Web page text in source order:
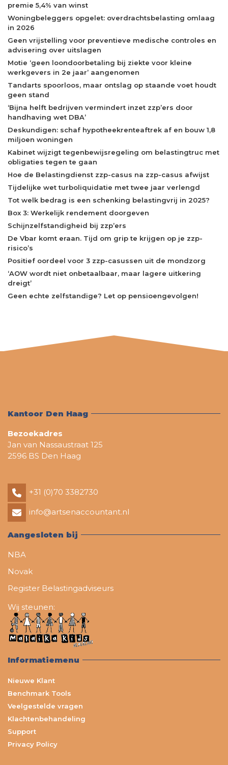
premie 5,4% van winst
Woningbeleggers opgelet: overdrachtsbelasting omlaag
in 2026
Geen vrijstelling voor preventieve medische controles en
advisering over uitslagen
Motie ‘geen loondoorbetaling bij ziekte voor kleine
werkgevers in 2e jaar’ aangenomen
Tandarts spoorloos, maar ontslag op staande voet houdt
geen stand
‘Bijna helft bedrijven vermindert inzet zzp’ers door
handhaving wet DBA’
Deskundigen: schaf hypotheekrenteaftrek af en bouw 1,8
miljoen woningen
Kabinet wijzigt tegenbewijsregeling om belastingtruc met
obligaties tegen te gaan
Hoe de Belastingdienst zzp-casus na zzp-casus afwijst
Tijdelijke wet turboliquidatie met twee jaar verlengd
Tot welk bedrag is een schenking belastingvrij in 2025?
Box 3: Werkelijk rendement doorgeven
Schijnzelfstandigheid bij zzp’ers
De Vbar komt eraan. Tijd om grip te krijgen op je zzp-
risico’s
Positief oordeel voor 3 zzp-casussen uit de mondzorg
‘AOW wordt niet onbetaalbaar, maar lagere uitkering
dreigt’
Geen echte zelfstandige? Let op pensioengevolgen!
Kantoor Den Haag
Bezoekadres
Jan van Nassaustraat 125
2596 BS Den Haag
+31 (0)70 3382730
info@artsenaccountant.nl
Aangesloten bij
NBA
Novak
Register Belastingadviseurs
Wij steunen:
Informatiemenu
Nieuwe Klant
Benchmark Tools
Veelgestelde vragen
Klachtenbehandeling
Support
Privacy Policy